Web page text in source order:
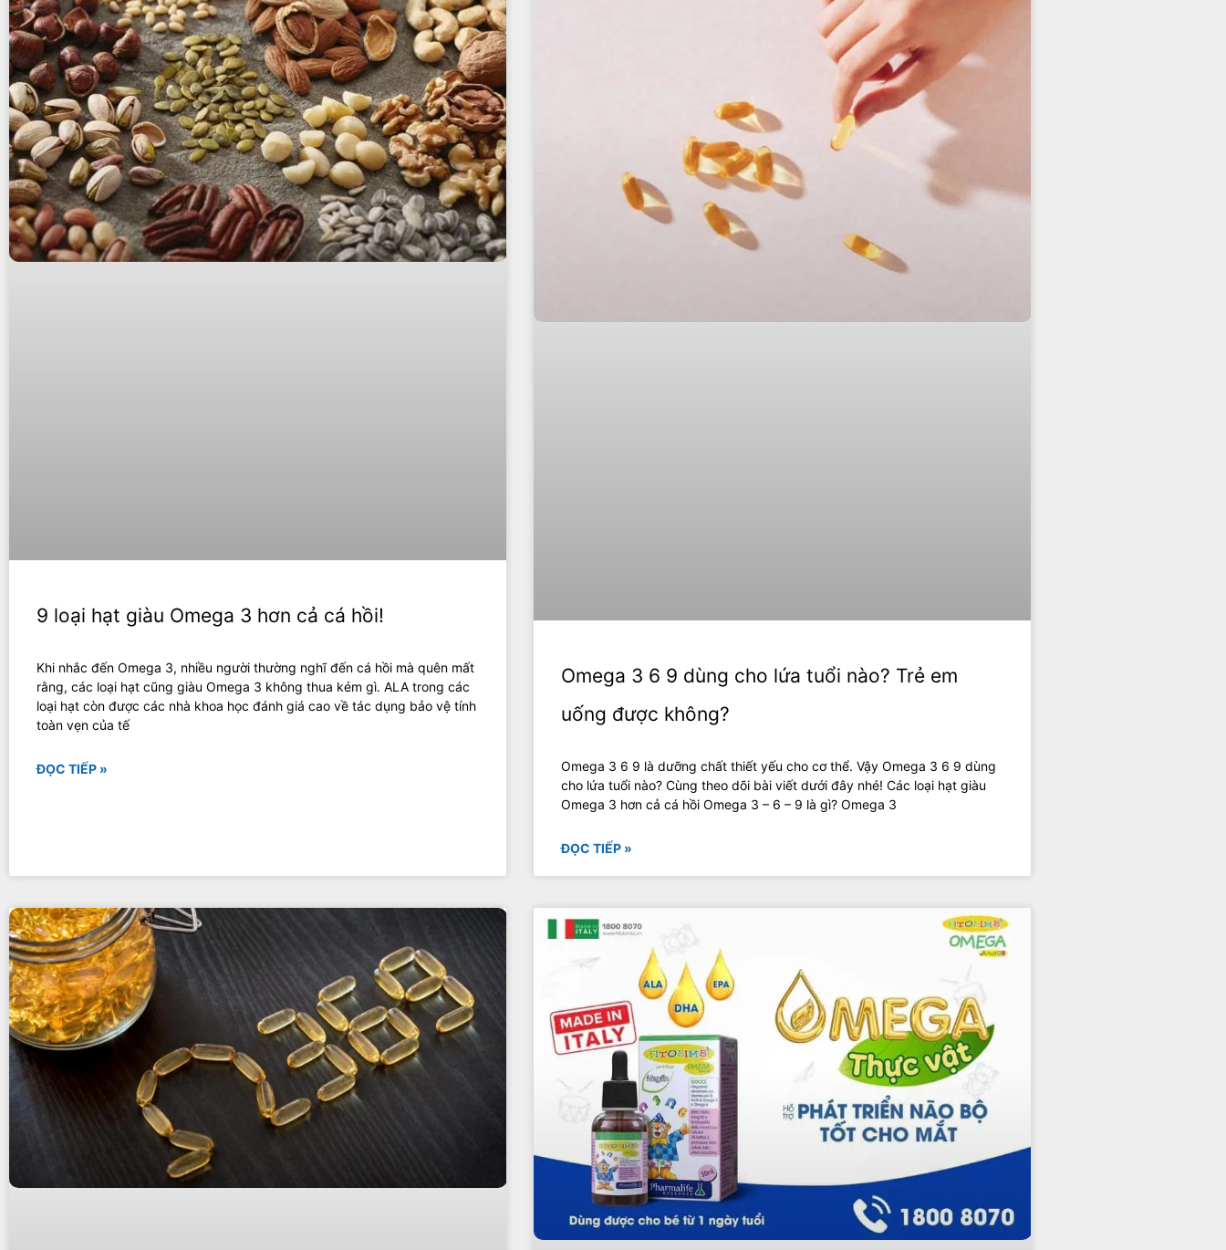
9 loại hạt giàu Omega 3 hơn cả cá hồi!
Khi nhắc đến Omega 3, nhiều người thường nghĩ đến cá hồi mà quên mất
rằng, các loại hạt cũng giàu Omega 3 không thua kém gì. ALA trong các
loại hạt còn được các nhà khoa học đánh giá cao về tác dụng bảo vệ tính
toàn vẹn của tế
ĐỌC TIẾP »
Omega 3 6 9 dùng cho lứa tuổi nào? Trẻ em
uống được không?
Omega 3 6 9 là dưỡng chất thiết yếu cho cơ thể. Vậy Omega 3 6 9 dùng
cho lứa tuổi nào? Cùng theo dõi bài viết dưới đây nhé! Các loại hạt giàu
Omega 3 hơn cả cá hồi Omega 3 – 6 – 9 là gì? Omega 3
ĐỌC TIẾP »